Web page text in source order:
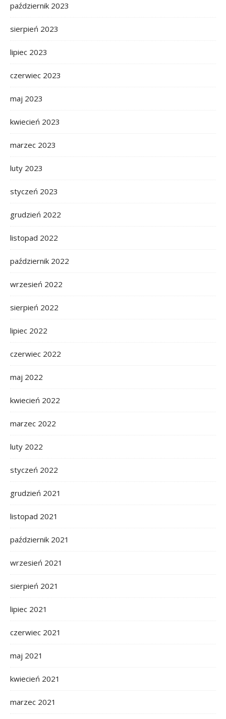
październik 2023
sierpień 2023
lipiec 2023
czerwiec 2023
maj 2023
kwiecień 2023
marzec 2023
luty 2023
styczeń 2023
grudzień 2022
listopad 2022
październik 2022
wrzesień 2022
sierpień 2022
lipiec 2022
czerwiec 2022
maj 2022
kwiecień 2022
marzec 2022
luty 2022
styczeń 2022
grudzień 2021
listopad 2021
październik 2021
wrzesień 2021
sierpień 2021
lipiec 2021
czerwiec 2021
maj 2021
kwiecień 2021
marzec 2021